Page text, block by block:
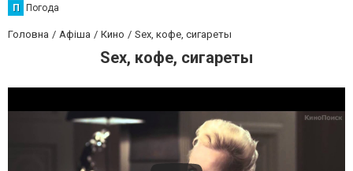
П Погода
Головна Афіша Кино Sex, кофе, сигареты
Sex, кофе, сигареты